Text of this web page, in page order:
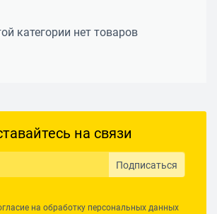
категории нет товаров
на связи
Подписаться
на обработку персональных данных